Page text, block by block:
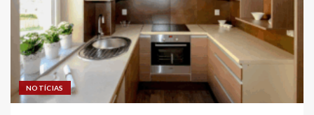
NOTÍCIAS